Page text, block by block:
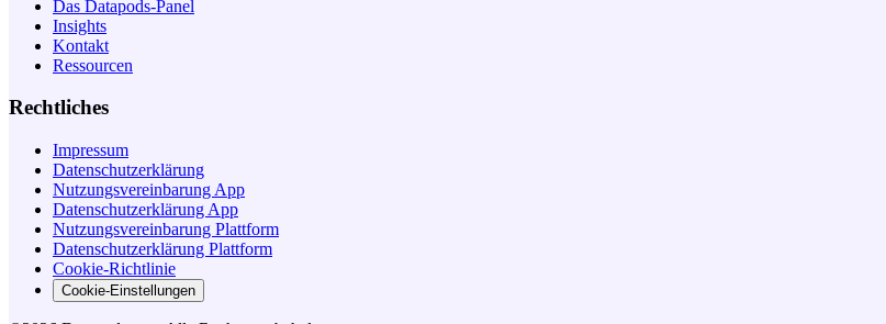
Das Datapods-Panel
Insights
Kontakt
Ressourcen
Rechtliches
Impressum
Datenschutzerklärung
Nutzungsvereinbarung App
Datenschutzerklärung App
Nutzungsvereinbarung Plattform
Datenschutzerklärung Plattform
Cookie-Richtlinie
Cookie-Einstellungen